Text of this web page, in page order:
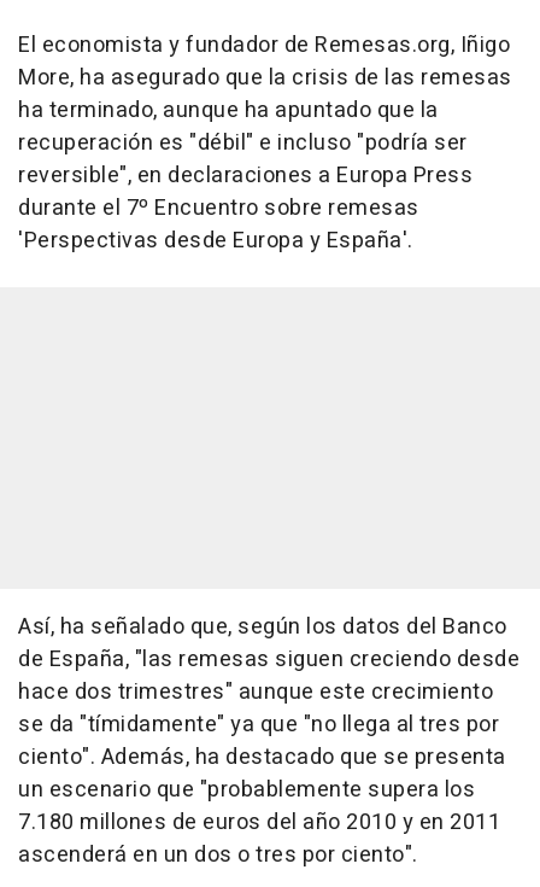
El economista y fundador de Remesas.org, Iñigo
More, ha asegurado que la crisis de las remesas
ha terminado, aunque ha apuntado que la
recuperación es "débil" e incluso "podría ser
reversible", en declaraciones a Europa Press
durante el 7º Encuentro sobre remesas
'Perspectivas desde Europa y España'.
Así, ha señalado que, según los datos del Banco
de España, "las remesas siguen creciendo desde
hace dos trimestres" aunque este crecimiento
se da "tímidamente" ya que "no llega al tres por
ciento". Además, ha destacado que se presenta
un escenario que "probablemente supera los
7.180 millones de euros del año 2010 y en 2011
ascenderá en un dos o tres por ciento".